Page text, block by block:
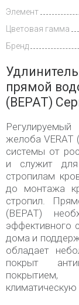
Элемент
Цветовая гамма
Бренд
прямой
(ВЕРАТ)
желоба VERAT
системы от
и служит
стропилам
до монтажа
стропил.
(ВЕРАТ)
эффективного
дома и
обладает
покрыт